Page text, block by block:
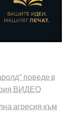
поведе в
ВИДЕО
агресия към